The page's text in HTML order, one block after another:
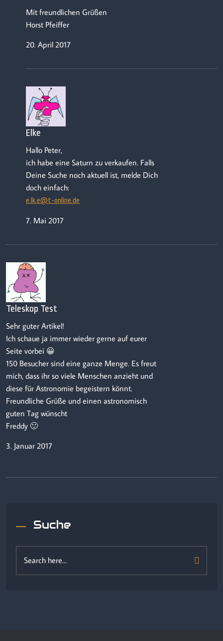
Mit freundlichen Grüßen
Horst Pfeiffer
20. April 2017
Elke
Hallo Peter,
ich habe eine Saturn zu verkaufen. Falls
Deine Suche noch aktuell ist, melde Dich
doch einfach:
e.lk.e@t-online.de
7. Mai 2017
Teleskop Test
Sehr guter Artikel!
Ich schaue ja immer wieder gerne auf eurer
Seite vorbei 😀
150 Besucher sind eine ganze Menge. Es freut
mich, dass ihr so viele Menschen anzieht und
diese für Astronomie begeistern könnt.
Freundliche Grüße und einen astronomisch
guten Tag wünscht
Freddy 🙂
3. Januar 2017
Suche